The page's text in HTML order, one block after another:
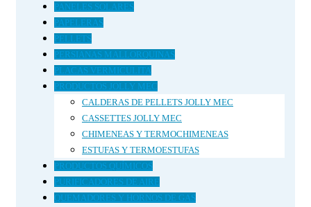
PANELES SOLARES
PAPELERAS
PELLETS
PERSIANAS MALLORQUINAS
PLACAS VERMICULITA
PRODUCTOS JOLLY MEC
CALDERAS DE PELLETS JOLLY MEC
CASSETTES JOLLY MEC
CHIMENEAS Y TERMOCHIMENEAS
ESTUFAS Y TERMOESTUFAS
PRODUCTOS QUÍMICOS
PURIFICADORES DE AIRE
QUEMADORES Y HORNOS DE GAS